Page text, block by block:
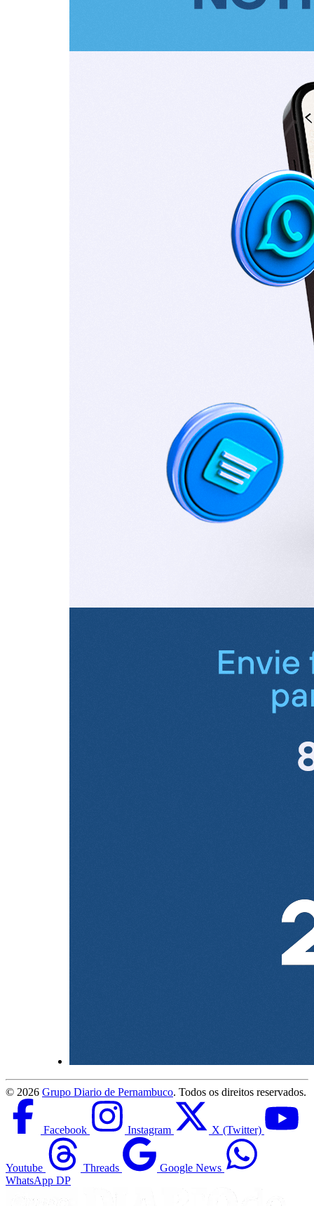
© 2026 Grupo Diario de Pernambuco. Todos os direitos reservados.
Facebook Instagram X (Twitter)
Youtube Threads
Google News
WhatsApp DP